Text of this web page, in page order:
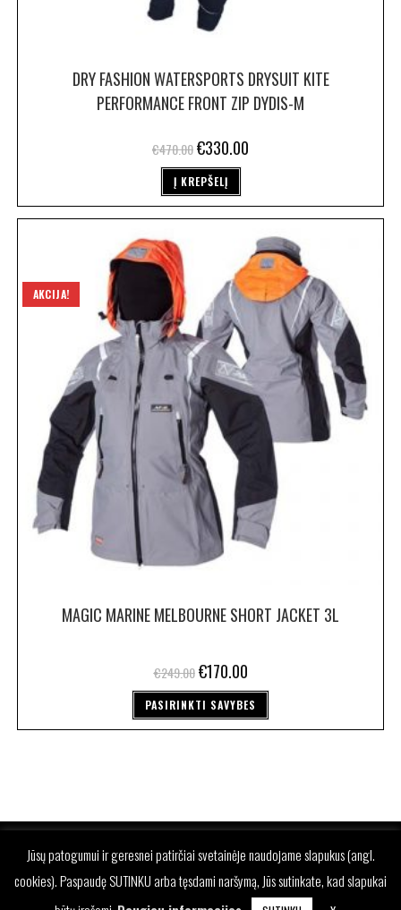
DRY FASHION WATERSPORTS DRYSUIT KITE
PERFORMANCE FRONT ZIP DYDIS-M
€470.00€330.00
Į KREPŠELĮ
AKCIJA!
MAGIC MARINE MELBOURNE SHORT JACKET 3L
€249.00 €170.00
PASIRINKTI SAVYBES
Jūsų patogumui ir geresnei patirčiai svetainėje naudojame slapukus (angl.
cookies). Paspaudę SUTINKU arba tęsdami naršymą, Jūs sutinkate, kad slapukai